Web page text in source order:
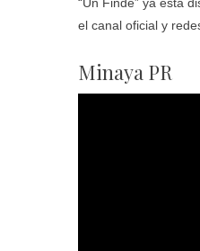
el canal oficial y
Minaya PR